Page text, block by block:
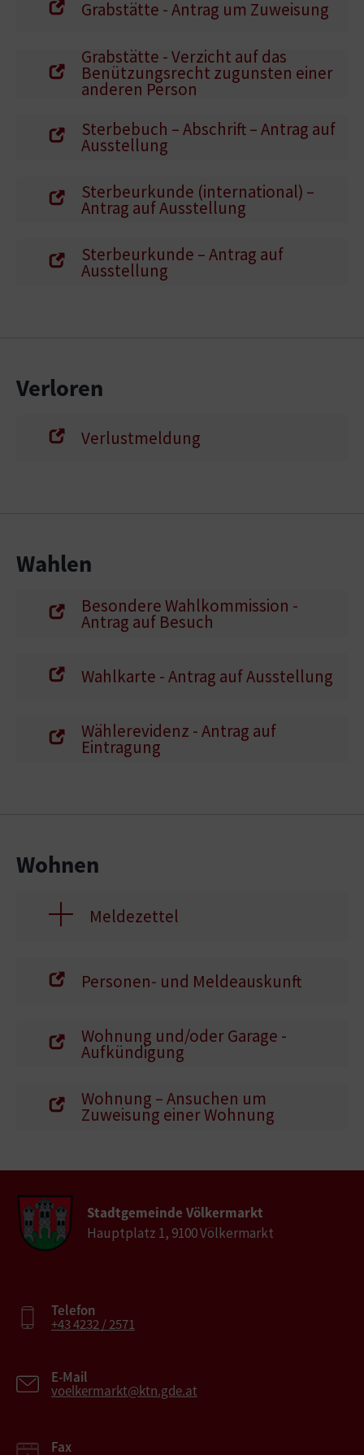
Grabstätte - Antrag um Zuweisung
Grabstätte - Verzicht auf das
Benützungsrecht zugunsten einer
anderen Person
Sterbebuch – Abschrift – Antrag auf
Ausstellung
Sterbeurkunde (international) –
Antrag auf Ausstellung
Sterbeurkunde – Antrag auf
Ausstellung
Verloren
Verlustmeldung
Wahlen
Besondere Wahlkommission -
Antrag auf Besuch
Wahlkarte - Antrag auf Ausstellung
Wählerevidenz - Antrag auf
Eintragung
Wohnen
Meldezettel
Personen- und Meldeauskunft
Wohnung und/oder Garage -
Aufkündigung
Wohnung – Ansuchen um
Zuweisung einer Wohnung
Stadtgemeinde Völkermarkt
Hauptplatz 1, 9100 Völkermarkt
Telefon
+43 4232 / 2571
E-Mail
voelkermarkt@ktn.gde.at
Fax